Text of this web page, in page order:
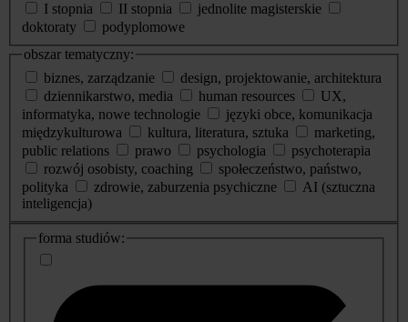
I stopnia
II stopnia
jednolite magisterskie
doktoraty
podyplomowe
obszar tematyczny:
biznes, zarządzanie
design, projektowanie, architektura
dziennikarstwo, media
human resources
UX,
informatyka, nowe technologie
języki obce, komunikacja
międzykulturowa
kultura, literatura, sztuka
marketing,
public relations
prawo psychologia
psychoterapia
rozwój osobisty, coaching
społeczeństwo, państwo,
polityka
zdrowie, zaburzenia psychiczne
AI (sztuczna
inteligencja)
dodatkowe
informacje
forma studiów: